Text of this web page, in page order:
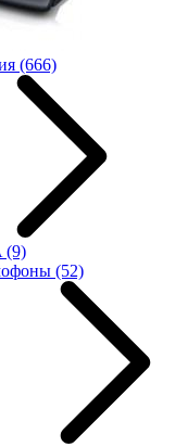
(666)
(9)
(52)